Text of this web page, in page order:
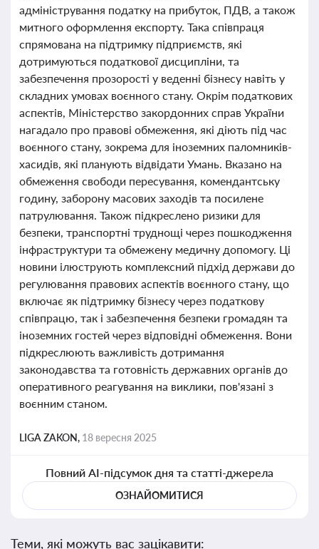
адміністрування податку на прибуток, ПДВ, а також
митного оформлення експорту. Така співпраця
спрямована на підтримку підприємств, які
дотримуються податкової дисципліни, та
забезпечення прозорості у веденні бізнесу навіть у
складних умовах воєнного стану. Окрім податкових
аспектів, Міністерство закордонних справ України
нагадало про правові обмеження, які діють під час
воєнного стану, зокрема для іноземних паломників-
хасидів, які планують відвідати Умань. Вказано на
обмеження свободи пересування, комендантську
годину, заборону масових заходів та посилене
патрулювання. Також підкреслено ризики для
безпеки, транспортні труднощі через пошкодження
інфраструктури та обмежену медичну допомогу. Ці
новини ілюструють комплексний підхід держави до
регулювання правових аспектів воєнного стану, що
включає як підтримку бізнесу через податкову
співпрацю, так і забезпечення безпеки громадян та
іноземних гостей через відповідні обмеження. Вони
підкреслюють важливість дотримання
законодавства та готовність державних органів до
оперативного реагування на виклики, пов'язані з
воєнним станом.
LIGA ZAKON, 18 вересня 2025
Повний AI-підсумок дня та статті-джерела
ОЗНАЙОМИТИСЯ
Теми, які можуть вас зацікавити: